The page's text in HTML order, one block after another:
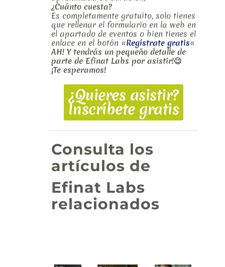
¿Cuánto cuesta?
Es completamente gratuito, solo tienes
que rellenar el formulario en la web en
el apartado de eventos o bien tienes el
enlace en el botón «Regístrate gratis«
AH! Y tendrás un pequeño detalle de
parte de Efinat Labs por asistir!😉
¡Te esperamos!
¿Quieres asistir?
Inscríbete gratis
Consulta los
artículos de
Efinat Labs
relacionados